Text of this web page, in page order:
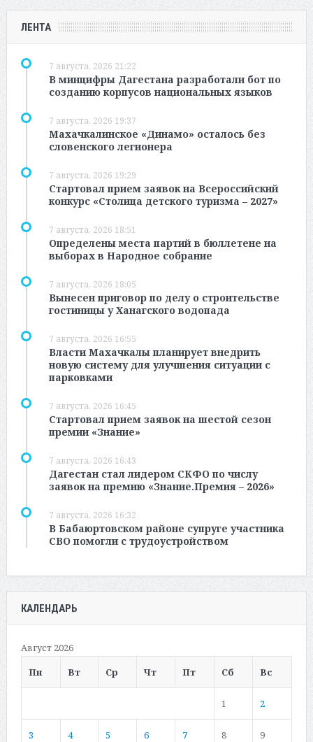
ЛЕНТА
7 августа, 2026 21:22
В минцифры Дагестана разработали бот по
созданию корпусов национальных языков
7 августа, 2026 19:37
Махачкалинское «Динамо» осталось без
словенского легионера
7 августа, 2026 19:29
Стартовал прием заявок на Всероссийский
конкурс «Столица детского туризма – 2027»
7 августа, 2026 18:51
Определены места партий в бюллетене на
выборах в Народное собрание
7 августа, 2026 18:05
Вынесен приговор по делу о строительстве
гостиницы у Ханагского водопада
7 августа, 2026 16:55
Власти Махачкалы планирует внедрить
новую систему для улучшения ситуации с
парковками
7 августа, 2026 16:45
Стартовал прием заявок на шестой сезон
премии «Знание»
7 августа, 2026 16:43
Дагестан стал лидером СКФО по числу
заявок на премию «Знание.Премия – 2026»
7 августа, 2026 16:32
В Бабаюртовском районе супруге участника
СВО помогли с трудоустройством
КАЛЕНДАРЬ
Август 2026
Пн
Вт Ср Чт Пт Сб Вс
1 2
3 4 5 6 7 8 9